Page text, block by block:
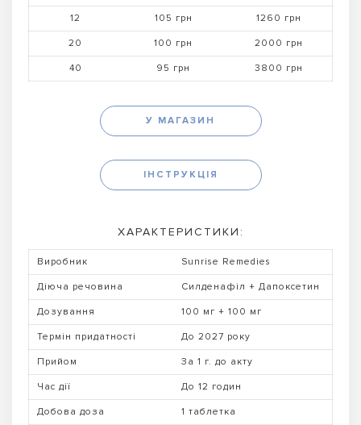
12 105 грн 1260 грн
20 100 грн 2000 грн
40 95 грн 3800 грн
У МАГАЗИН
ІНСТРУКЦІЯ
ХАРАКТЕРИСТИКИ:
Виробник Sunrise Remedies
Діюча речовина Силденафіл + Дапоксетин
Дозування 100 мг + 100 мг
Термін придатності До 2027 року
Прийом За 1 г. до акту
Час дії До 12 годин
Добова доза 1 таблетка